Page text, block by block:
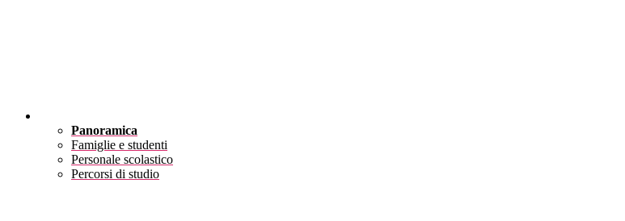
Panoramica
Famiglie e studenti
Personale scolastico
Percorsi di studio